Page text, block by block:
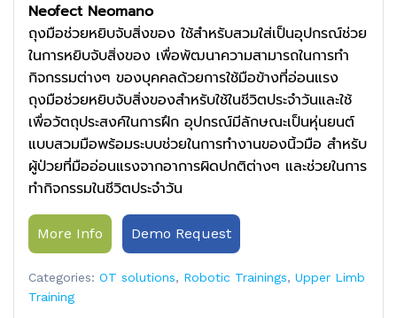
Neofect Neomano
ถุงมือช่วยหยิบจับสิ่งของ ใช้สำหรับสวมใส่เป็นอุปกรณ์ช่วย
ในการหยิบจับสิ่งของ เพื่อพัฒนาความสามารถในการทำ
กิจกรรมต่างๆ ของบุคคลด้วยการใช้มือข้างที่อ่อนแรง
ถุงมือช่วยหยิบจับสิ่งของสำหรับใช้ในชีวิตประจำวันและใช้
เพื่อวัตถุประสงค์ในการฝึก อุปกรณ์มีลักษณะเป็นหุ่นยนต์
แบบสวมมือพร้อมระบบช่วยในการทำงานของนิ้วมือ สำหรับ
ผู้ป่วยที่มืออ่อนแรงจากอาการผิดปกติต่างๆ และช่วยในการ
ทำกิจกรรมในชีวิตประจำวัน
More Info Demo Request
Categories: OT solutions, Robotic Trainings, Upper Limb
Training